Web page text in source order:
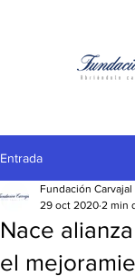
Entrada
Nace
el
Fundación Carvajal
29 oct 2020 2 min